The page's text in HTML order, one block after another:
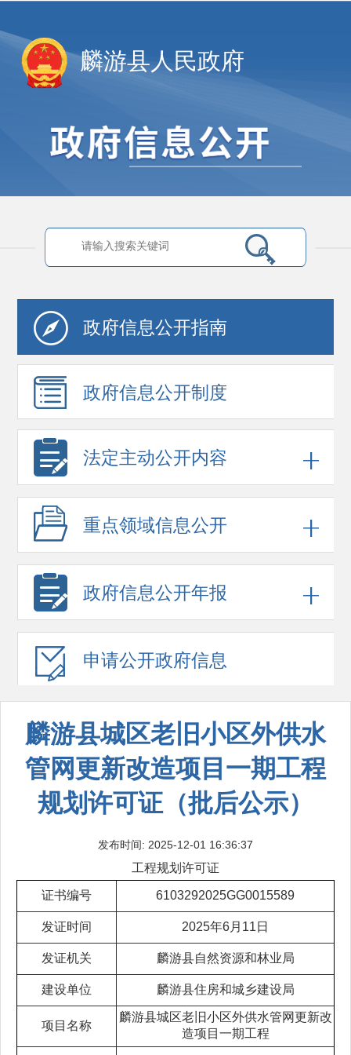
麟游县人民政府
政府信息公开指南
政府信息公开制度
法定主动公开内容
重点领域信息公开
政府信息公开年报
申请公开政府信息
麟游县城区老旧小区外供水
管网更新改造项目一期工程
规划许可证（批后公示）
发布时间: 2025-12-01 16:36:37
工程规划许可证
证书编号 6103292025GG0015589
发证时间 2025年6月11日
发证机关 麟游县自然资源和林业局
建设单位 麟游县住房和城乡建设局
项目名称
麟游县城区老旧小区外供水管网更新改
造项目一期工程